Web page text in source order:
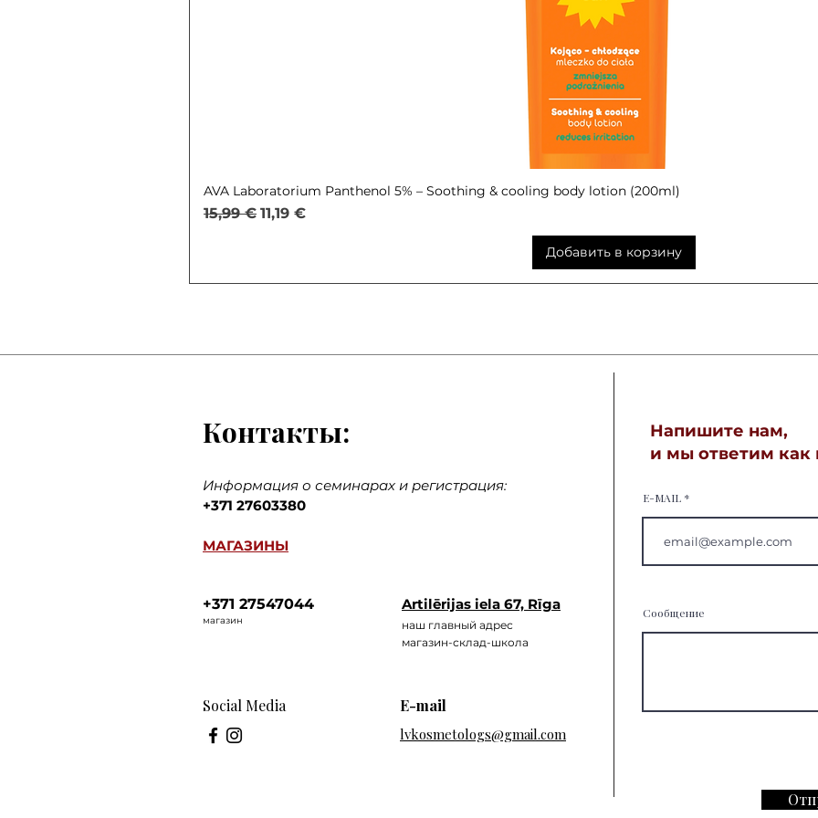
Быстрый просмотр
AVA Laboratorium Panthenol 5% – Soothing & cooling body lotion (200ml)
Обычная цена
15,99 € Цена со скидкой
11,19 €
Добавить в корзину
Контакты:
Информация о семинарах и регистрация:
+371 27603380
МАГАЗИНЫ
+371 27547044
магазин
Social Media
Artilērijas iela 67, Rīga
наш главный адрес
магазин-склад-школа
E-mail
lvkosmetologs@gmail.com
Напишите нам,
и мы ответим как
E-MAIL
Сообщение